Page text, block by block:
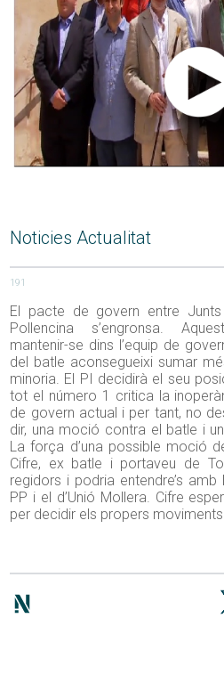
Noticies Actualitat
191
El pacte de govern entre
Pollencina s’engronsa.
mantenir-se dins l’equip de
del batle aconsegueixi sumar
minoria. El PI decidirà el seu
tot el número 1 critica la
de govern actual i per tant, no
dir, una moció contra el batle i
La força d’una possible moció
Cifre, ex batle i portaveu de
regidors i podria entendre’s
PP i el d’Unió Mollera. Cifre
per decidir els propers moviments.